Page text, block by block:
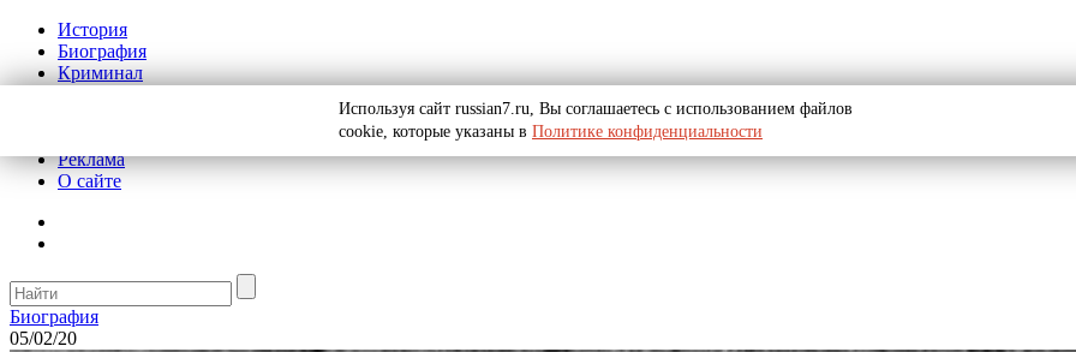
История
Биография
Криминал
Реклама
О сайте
Биография
05/02/20
Используя сайт russian7.ru, Вы соглашаетесь с использованием файлов
cookie, которые указаны в Политике конфиденциальности